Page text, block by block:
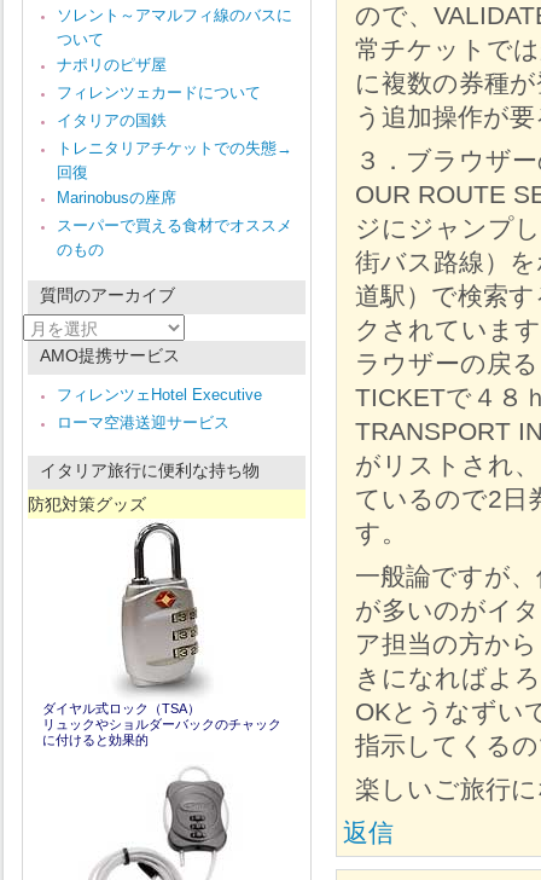
ので、
常チケットで
に複数の券種
う追加操作が
３．ブラウザ
OUR ROUTE
ジにジャンプ
街バス路線）
道駅）で検索
クされていま
ラウザーの戻
TICKETで４８
TRANSPORT
がリストされ
ているので2日
す。
一般論ですが
が多いのがイ
ア担当の方か
きになればよ
OKとうなずい
指示してくる
楽しいご旅行
返信
ソレント～アマルフィ線のバスに
ついて
ナポリのピザ屋
フィレンツェカードについて
イタリアの国鉄
トレニタリアチケットでの失態→
回復
Marinobusの座席
スーパーで買える食材でオススメ
のもの
質問のアーカイブ
質
問
AMO提携サービス
フィレンツェHotel Executive
ローマ空港送迎サービス
イタリア旅行に便利な持ち物
防犯対策グッズ
ダイヤル式ロック（TSA）
リュックやショルダーバックのチャック
に付けると効果的